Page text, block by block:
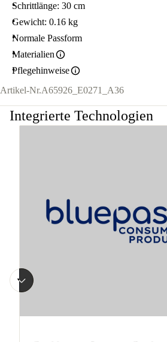
Schrittlänge: 30 cm
Gewicht: 0.16 kg
Normale Passform
Materialien
Pflegehinweise
Artikel-Nr.A65926_E0271_A36
Integrierte Technologien